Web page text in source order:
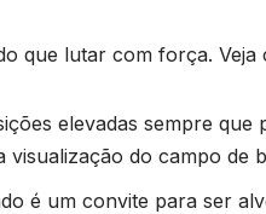
que lutar com força. Veja
elevadas sempre que
visualização do campo de
é um convite para ser